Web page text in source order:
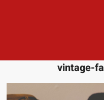
vintage-